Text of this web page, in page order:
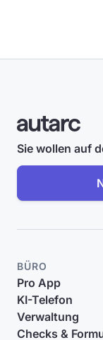
Sie wollen auf
BÜRO
Pro App
KI-Telefon
Verwaltung
Checks &